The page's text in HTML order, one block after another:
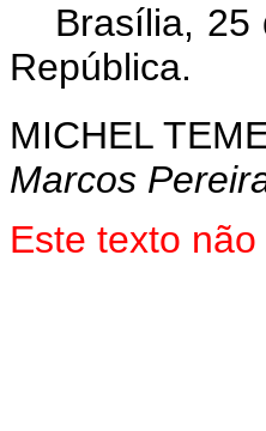
Brasília, 25
República.
MICHEL
Marcos
Este texto